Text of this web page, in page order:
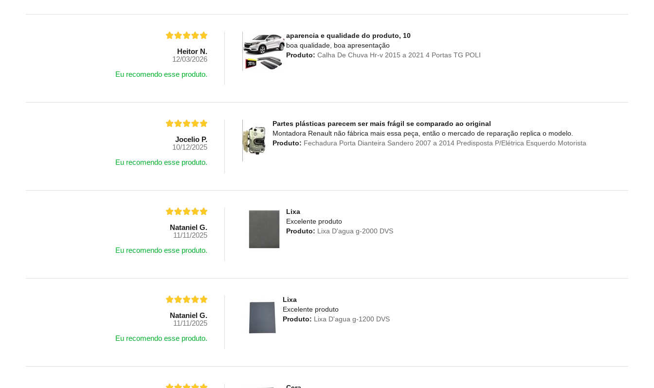
Heitor N.
12/03/2026
Eu recomendo esse produto.
aparencia e qualidade do produto, 10
boa qualidade, boa apresentação
Produto: Calha De Chuva Hr-v 2015 a 2021 4 Portas TG POLI
Jocelio P.
10/12/2025
Eu recomendo esse produto.
Partes plásticas parecem ser mais frágil se comparado ao original
Montadora Renault não fábrica mais essa peça, então o mercado de reparação replica o modelo.
Produto: Fechadura Porta Dianteira Sandero 2007 a 2014 Predisposta P/Elétrica Esquerdo Motorista
Nataniel G.
11/11/2025
Eu recomendo esse produto.
Lixa
Excelente produto
Produto: Lixa D'agua g-2000 DVS
Nataniel G.
11/11/2025
Eu recomendo esse produto.
Lixa
Excelente produto
Produto: Lixa D'agua g-1200 DVS